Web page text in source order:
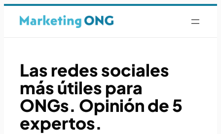
Las redes sociales
más útiles para
ONGs. Opinión de 5
expertos.